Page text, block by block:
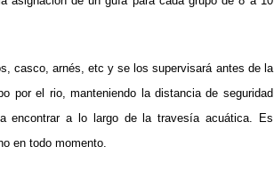
casco, arnés, etc y se los supervisará antes de la
por el rio, manteniendo la distancia de seguridad
encontrar a lo largo de la travesía acuática. Es
en todo momento.